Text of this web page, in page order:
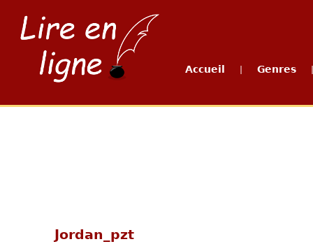
Accueil Genres
Jordan_pzt